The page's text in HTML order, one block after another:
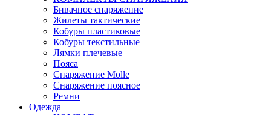
Бивачное снаряжение
Жилеты тактические
Кобуры пластиковые
Кобуры текстильные
Лямки плечевые
Пояса
Снаряжение Molle
Снаряжение поясное
Ремни
Одежда